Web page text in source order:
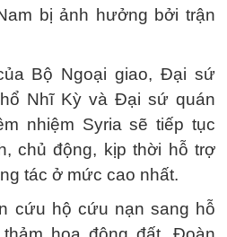
bị ảnh hưởng bởi trận
Bộ Ngoại giao, Đại sứ
Nhĩ Kỳ và Đại sứ quán
nhiệm Syria sẽ tiếp tục
chủ động, kịp thời hỗ trợ
tác ở mức cao nhất.
cứu hộ cứu nạn sang hỗ